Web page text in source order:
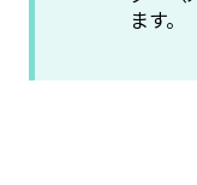
ます。